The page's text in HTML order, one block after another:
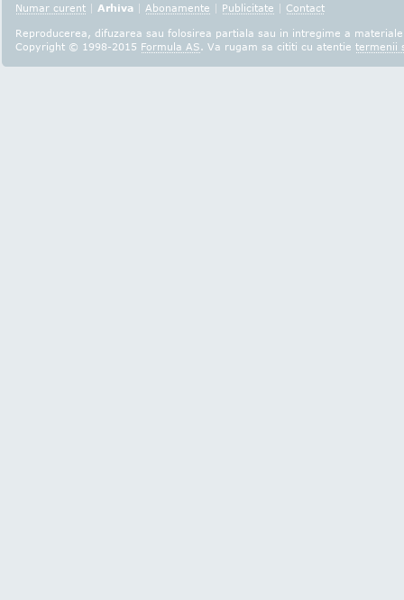
Numar curent | Arhiva | Abonamente | Publicitate | Contact
Reproducerea, difuzarea sau folosirea partiala sau in intregime a
Copyright © 1998-2015 Formula AS. Va rugam sa cititi cu atentie termenii